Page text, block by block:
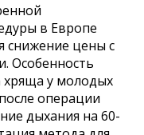
в Европе
снижение цены с
Особенность
хряща у молодых
операции
дыхания на 60-